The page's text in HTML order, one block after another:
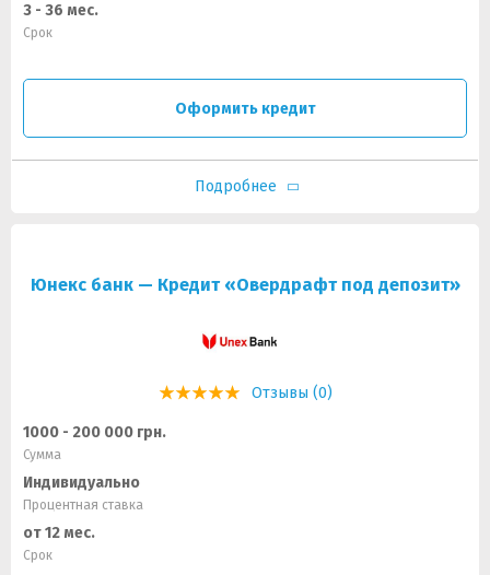
3 - 36 мес.
Срок
Оформить кредит
Подробнее
Юнекс банк — Кредит «Овердрафт под депозит»
Отзывы (0)
1000 - 200 000 грн.
Сумма
Индивидуально
Процентная ставка
от 12 мес.
Срок